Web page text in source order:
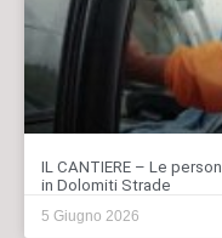
IL CANTIERE – Le
in Dolomiti Strade
5 Giugno 2026